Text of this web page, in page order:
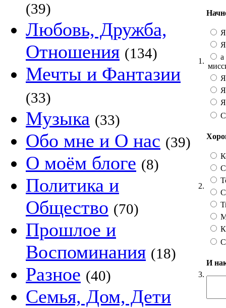
(39)
Любовь, Дружба,
Отношения (134)
Мечты и Фантазии
(33)
Музыка (33)
Обо мне и О нас (39)
О моём блоге (8)
Политика и
Общество (70)
Прошлое и
Воспоминания (18)
Разное (40)
Семья, Дом, Дети
1.
а
2.
3.
И